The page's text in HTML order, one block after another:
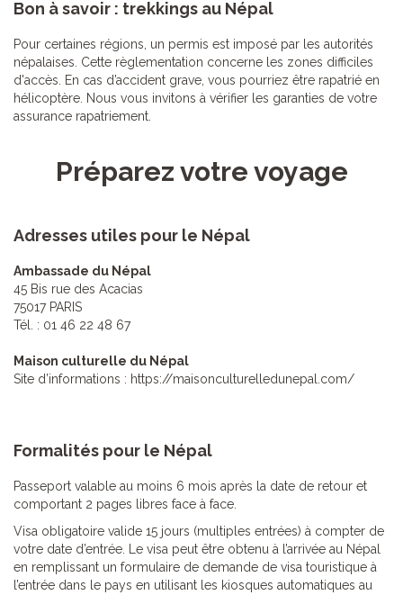
Bon à savoir : trekkings au Népal
Pour certaines régions, un permis est imposé par les autorités
népalaises. Cette règlementation concerne les zones difficiles
d'accès. En cas d’accident grave, vous pourriez être rapatrié en
hélicoptère. Nous vous invitons à vérifier les garanties de votre
assurance rapatriement.
Préparez votre voyage
Adresses utiles pour le Népal
Ambassade du Népal
45 Bis rue des Acacias
75017 PARIS
Tél. : 01 46 22 48 67
Maison culturelle du Népal
Site d’informations : https://maisonculturelledunepal.com/
Formalités pour le Népal
Passeport valable au moins 6 mois après la date de retour et
comportant 2 pages libres face à face.
Visa obligatoire valide 15 jours (multiples entrées) à compter de
votre date d’entrée. Le visa peut être obtenu à l’arrivée au Népal
en remplissant un formulaire de demande de visa touristique à
l’entrée dans le pays en utilisant les kiosques automatiques au